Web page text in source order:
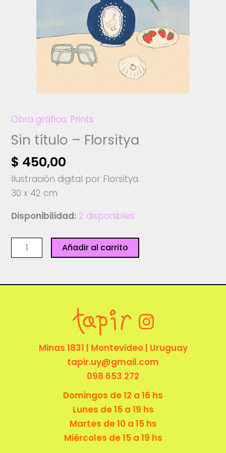
Obra gráfica, Prints
Sin título – Florsitya
$ 450,00
Ilustración digital por Florsitya.
30 x 42 cm
Disponibilidad: 2 disponibles
título
Florsitya
Añadir al carrito
Minas 1831 | Montevideo | Uruguay
tapir.uy@gmail.com
098 653 272
Domingos de 12 a 16 hs
Lunes de 15 a 19 hs
Martes de 10 a 15 hs
Miércoles de 15 a 19 hs